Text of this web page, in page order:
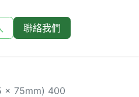
聯絡我們
x 75mm) 400